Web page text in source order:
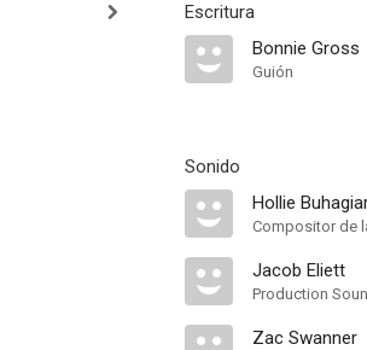
Escritura
Bonnie Gross
Guión
Sonido
Hollie
Compositor de
Jacob Eliett
Production
Zac Swanner